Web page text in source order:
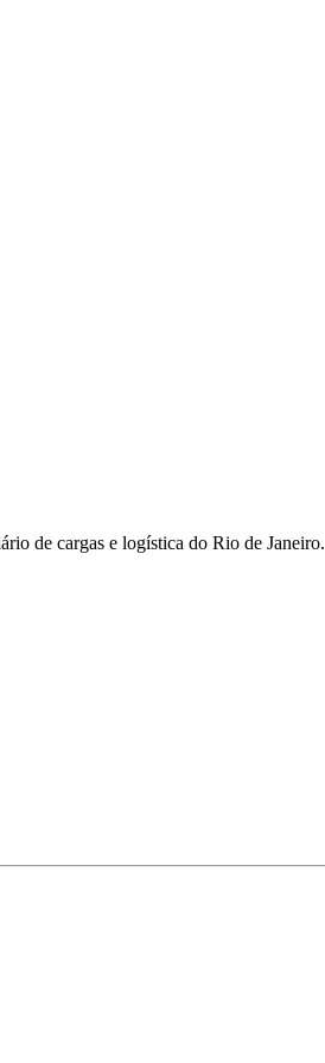
de cargas e logística do Rio de Janeiro.